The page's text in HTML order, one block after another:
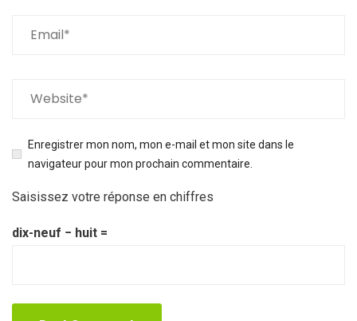
Enregistrer mon nom, mon e-mail et mon site dans le
navigateur pour mon prochain commentaire.
Saisissez votre réponse en chiffres
dix-neuf − huit =